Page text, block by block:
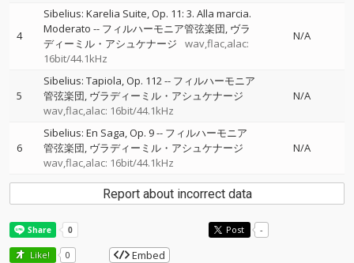
4
Sibelius: Karelia Suite, Op. 11: 3. Alla marcia.
Moderato -- フィルハーモニア管弦楽団 ヴラ
ディーミル・アシュケナージ
wav,flac,alac:
16bit/44.1kHz
N/A
5
Sibelius: Tapiola, Op. 112-- フィルハーモニア
管弦楽団 ヴラディーミル・アシュケナージ
wav,flac,alac: 16bit/44.1kHz
N/A
6
Sibelius: En Saga, Op. 9-- フィルハーモニア
管弦楽団 ヴラディーミル・アシュケナージ
wav,flac,alac: 16bit/44.1kHz
N/A
Report about incorrect data
Post -
Like! 0 Embed